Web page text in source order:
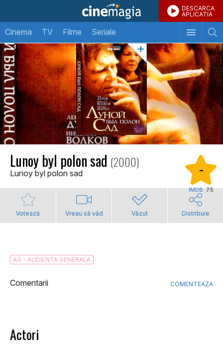
DESCARCA
APLICATIA
Cinema TV Filme Seriale
Lunoy byl polon sad (2000)
Lunoy byl polon sad -
IMDB:7.5
Votează Vreau să văd Văzut Distribuie
AG - AUDIENTA GENERALA
Comentarii COMENTEAZA
Actori